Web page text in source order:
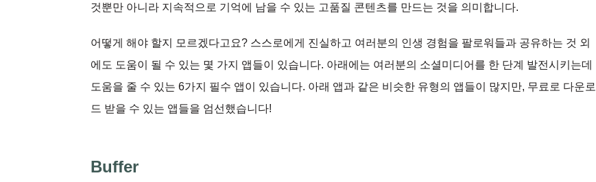
것뿐만 아니라 지속적으로 기억에 남을 수 있는 고품질 콘텐츠를 만드는 것을 의미합니다.
어떻게 해야 할지 모르겠다고요? 스스로에게 진실하고 여러분의 인생 경험을 팔로워들과 공유하는 것 외
에도 도움이 될 수 있는 몇 가지 앱들이 있습니다. 아래에는 여러분의 소셜미디어를 한 단계 발전시키는데
도움을 줄 수 있는 6가지 필수 앱이 있습니다. 아래 앱과 같은 비슷한 유형의 앱들이 많지만, 무료로 다운로
드 받을 수 있는 앱들을 엄선했습니다!
Buffer